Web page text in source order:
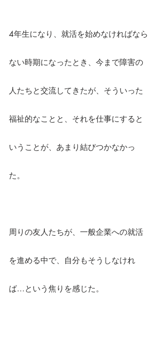
4年生になり、就活を始めなければなら
ない時期になったとき、今まで障害の
人たちと交流してきたが、そういった
福祉的なことと、それを仕事にすると
いうことが、あまり結びつかなかっ
た。
周りの友人たちが、一般企業への就活
を進める中で、自分もそうしなけれ
ば…という焦りを感じた。